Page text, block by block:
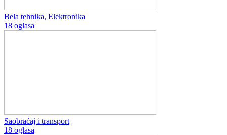
Bela tehnika, Elektronika
18 oglasa
Saobraćaj i transport
18 oglasa